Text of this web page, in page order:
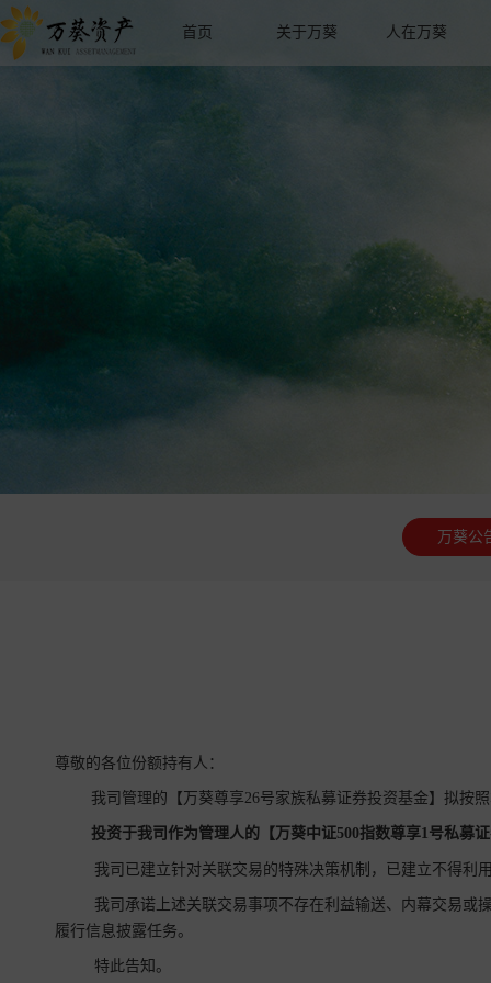
首页 关于万葵 人在万葵
万葵公
尊敬的各位份额持有人：
我司管理的【万葵尊享26号家族私募证券投资基金】拟按
投资于我司作为管理人的【 万葵中证500指数尊享1号私募
我司已建立针对关联交易的特殊决策机制，已建立不得利
我司承诺上述关联交易事项不存在利益输送、内幕交易或
履行信息披露任务。
特此告知。